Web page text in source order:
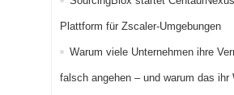
Plattform für Zscaler-Umgebungen
Warum viele Unternehmen ihre
falsch angehen – und warum das ihr